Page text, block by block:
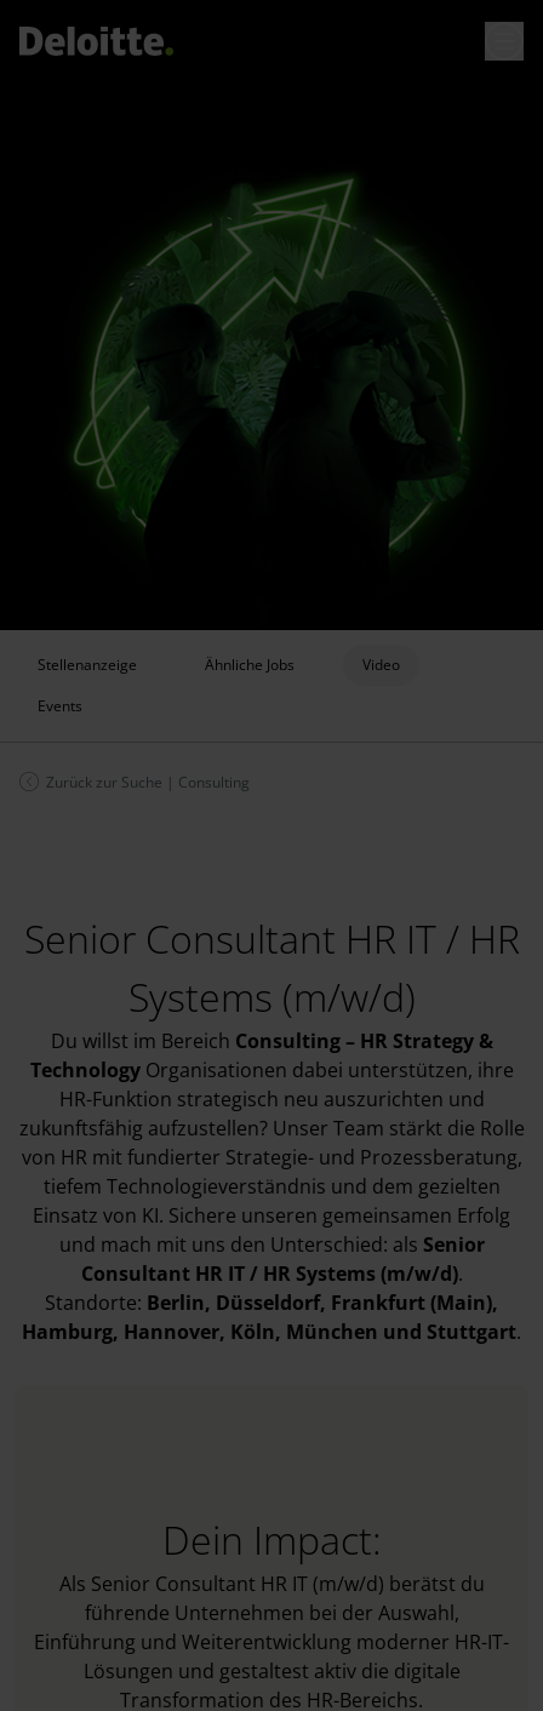
Stellenanzeige Ähnliche Jobs
Video
Events
Zurück zur Suche | Consulting
Senior Consultant HR IT / HR
Systems (m/w/d)
Du willst im Bereich Consulting – HR Strategy &
Technology Organisationen dabei unterstützen, ihre
HR-Funktion strategisch neu auszurichten und
zukunftsfähig aufzustellen? Unser Team stärkt die Rolle
von HR mit fundierter Strategie- und Prozessberatung,
tiefem Technologieverständnis und dem gezielten
Einsatz von KI. Sichere unseren gemeinsamen Erfolg
und mach mit uns den Unterschied: als Senior
Consultant HR IT / HR Systems (m/w/d).
Standorte: Berlin, Düsseldorf, Frankfurt (Main),
Hamburg, Hannover, Köln, München und Stuttgart.
Dein Impact:
Als Senior Consultant HR IT (m/w/d) berätst du
führende Unternehmen bei der Auswahl,
Einführung und Weiterentwicklung moderner HR-IT-
Lösungen und gestaltest aktiv die digitale
Transformation des HR-Bereichs.